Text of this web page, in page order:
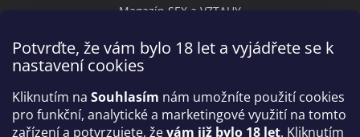
Potvrďte, že vám bylo 18 let a vyjádřete se k
nastavení cookies
Kliknutím na Souhlasím nám umožníte použití cookies
pro funkční, analytické a marketingové využití na tomto
zařízení a potvrzujete, ževám již bylo 18 let. Kliknutím
Magazín SEX a VZTAHY
Přijímáme online platby